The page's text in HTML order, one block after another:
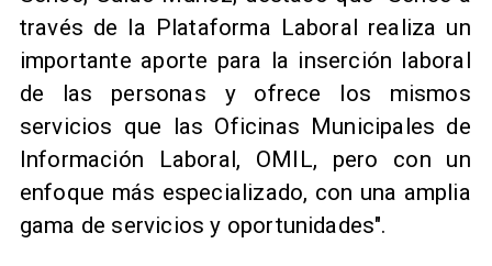
través de la Plataforma Laboral realiza un
importante aporte para la inserción laboral
de las personas y ofrece los mismos
servicios que las Oficinas Municipales de
Información Laboral, OMIL, pero con un
enfoque más especializado, con una amplia
gama de servicios y oportunidades".